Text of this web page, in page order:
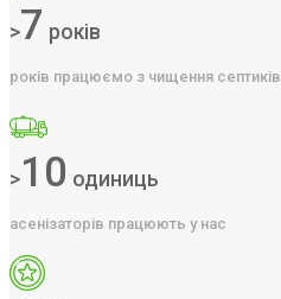
>7 років
років працюємо з чищення септиків
>10 одиниць
асенізаторів працюють у нас